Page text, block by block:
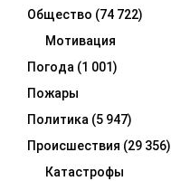
Общество (74 722)
Мотивация
Погода (1 001)
Пожары
Политика (5 947)
Происшествия (29 356)
Катастрофы